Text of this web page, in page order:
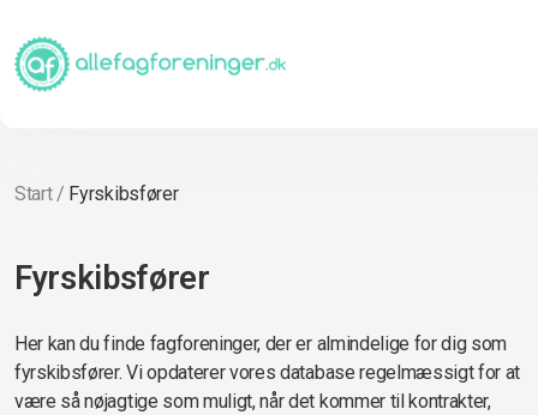
Start/ Fyrskibsfører
Fyrskibsfører
Her kan du finde fagforeninger, der er almindelige for dig som
fyrskibsfører. Vi opdaterer vores database regelmæssigt for at
være så nøjagtige som muligt, når det kommer til kontrakter,